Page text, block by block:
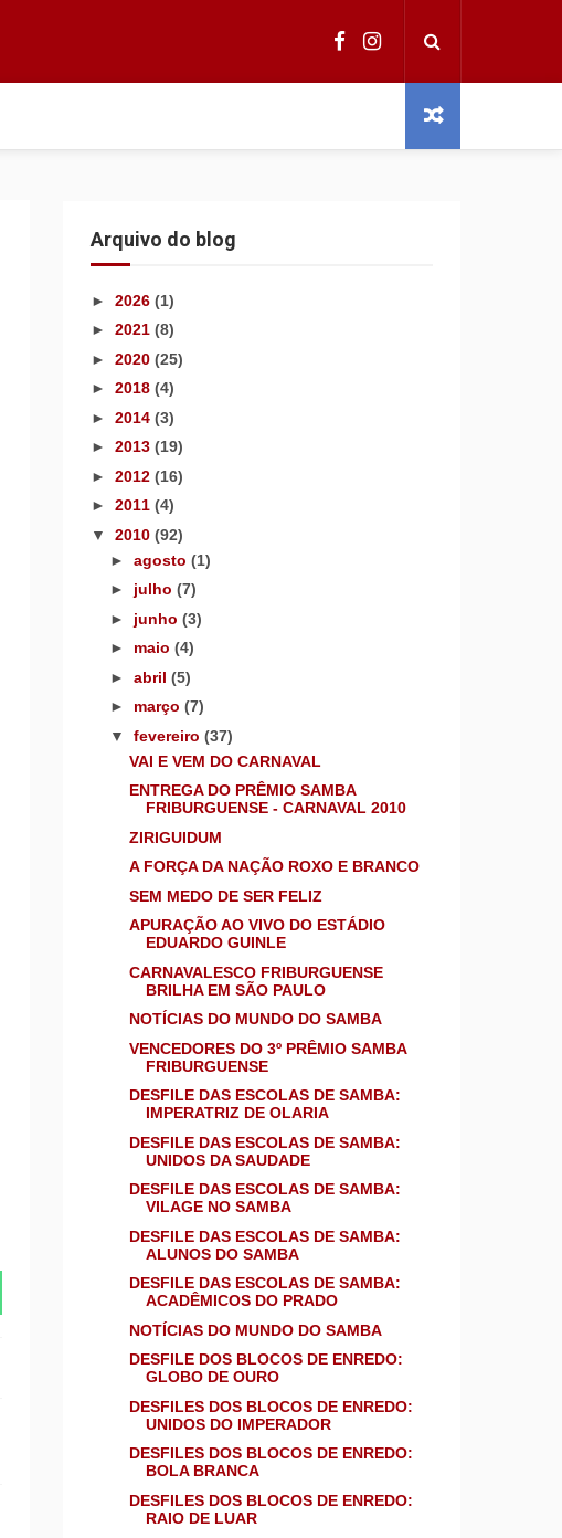
Arquivo do blog
► 2026 (1)
► 2021 (8)
► 2020 (25)
► 2018 (4)
► 2014 (3)
► 2013 (19)
► 2012 (16)
► 2011 (4)
▼ 2010 (92)
► agosto (1)
► julho (7)
► junho (3)
► maio (4)
► abril (5)
► março (7)
▼ fevereiro (37)
VAI E VEM DO CARNAVAL
ENTREGA DO PRÊMIO SAMBA
FRIBURGUENSE - CARNAVAL 2010
ZIRIGUIDUM
A FORÇA DA NAÇÃO ROXO E BRANCO
SEM MEDO DE SER FELIZ
APURAÇÃO AO VIVO DO ESTÁDIO
EDUARDO GUINLE
CARNAVALESCO FRIBURGUENSE
BRILHA EM SÃO PAULO
NOTÍCIAS DO MUNDO DO SAMBA
VENCEDORES DO 3º PRÊMIO SAMBA
FRIBURGUENSE
DESFILE DAS ESCOLAS DE SAMBA:
IMPERATRIZ DE OLARIA
DESFILE DAS ESCOLAS DE SAMBA:
UNIDOS DA SAUDADE
DESFILE DAS ESCOLAS DE SAMBA:
VILAGE NO SAMBA
DESFILE DAS ESCOLAS DE SAMBA:
ALUNOS DO SAMBA
DESFILE DAS ESCOLAS DE SAMBA:
ACADÊMICOS DO PRADO
NOTÍCIAS DO MUNDO DO SAMBA
DESFILE DOS BLOCOS DE ENREDO:
GLOBO DE OURO
DESFILES DOS BLOCOS DE ENREDO:
UNIDOS DO IMPERADOR
DESFILES DOS BLOCOS DE ENREDO:
BOLA BRANCA
DESFILES DOS BLOCOS DE ENREDO:
RAIO DE LUAR